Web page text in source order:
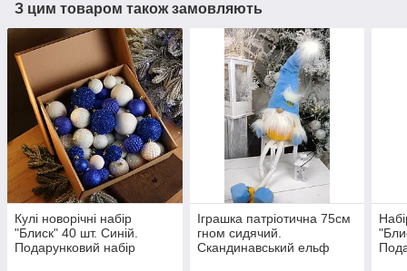
З цим товаром також замовляють
Кулі новорічні набір
"Блиск" 40 шт. Синій.
Подарунковий набір
Іграшка патріотична 75см
гном сидячий.
Скандинавський ельф